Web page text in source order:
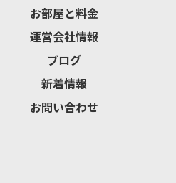
お部屋と料金
運営会社情報
ブログ
新着情報
お問い合わせ